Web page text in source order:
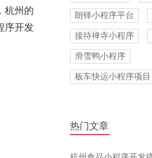
朗铎小程序平台
接待禅寺小程序
滑雪鸭小程序
板车快运小程序项目
热门文章
杭州的
序开发